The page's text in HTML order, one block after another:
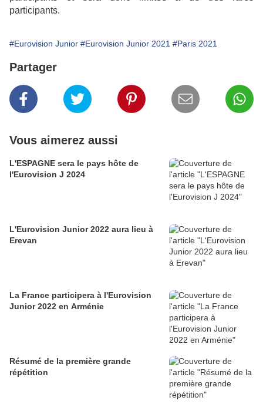
participants.
#Eurovision Junior #Eurovision Junior 2021 #Paris 2021
Partager
Vous aimerez aussi
L'ESPAGNE sera le pays hôte de
l'Eurovision J 2024
L'Eurovision Junior 2022 aura lieu à
Erevan
La France participera à l'Eurovision
Junior 2022 en Arménie
Résumé de la première grande
répétition